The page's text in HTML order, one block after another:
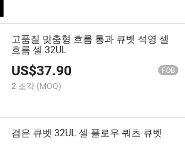
고품질 맞춤형 흐름 통과 큐벳 석영 셀
흐름 셀 32UL
US$37.90 FOB
2 조각 (MOQ)
검은 큐벳 32UL 셀 플로우 쿼츠 큐벳